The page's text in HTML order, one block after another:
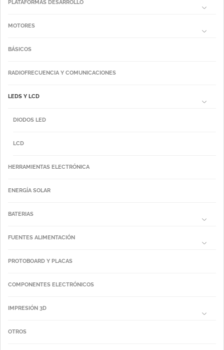
PLATAFORMAS DESARROLLO
MOTORES
BÁSICOS
RADIOFRECUENCIA Y COMUNICACIONES
LEDS Y LCD
DIODOS LED
LCD
HERRAMIENTAS ELECTRÓNICA
ENERGÍA SOLAR
BATERIAS
FUENTES ALIMENTACIÓN
PROTOBOARD Y PLACAS
COMPONENTES ELECTRÓNICOS
IMPRESIÓN 3D
OTROS